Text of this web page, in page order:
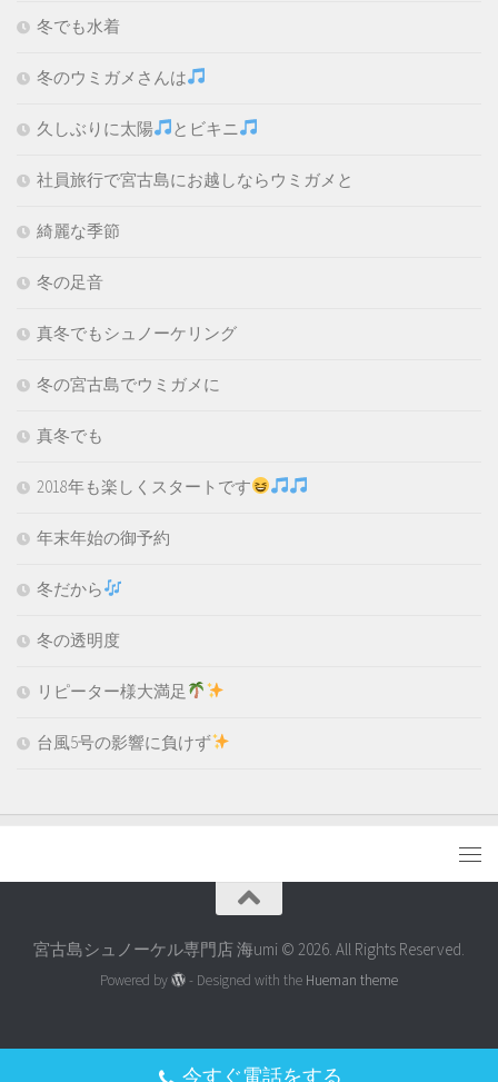
冬でも水着
冬のウミガメさんは
久しぶりに太陽 とビキニ
社員旅行で宮古島にお越しならウミガメと
綺麗な季節
冬の足音
真冬でもシュノーケリング
冬の宮古島でウミガメに
真冬でも
2018年も楽しくスタートです
年末年始の御予約
冬だから
冬の透明度
リピーター様大満足
台風5号の影響に負けず
宮古島シュノーケル専門店 海umi © 2026. All Rights Reserved.
Powered by - Designed with the Hueman theme
今すぐ電話をする